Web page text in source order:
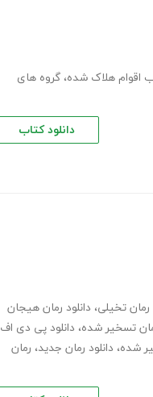
اقوام هلاک شده، گروه های
دانلود کتاب
رمان تخیلی، دانلود رمان هیجان
، دانلود پی دی اف
شده، دانلود رمان جدید، رمان